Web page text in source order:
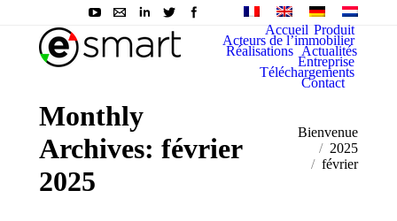
Accueil Produit
Acteurs de l’immobilier
Réalisations Actualités
Entreprise
Téléchargements
Contact
Monthly
Archives: février
2025
You are here:
Bienvenue
2025
février